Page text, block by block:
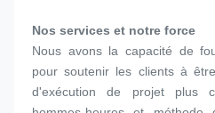
Nos services et notre force
Nous avons la capacité de
pour soutenir les clients à
d'exécution de projet plus